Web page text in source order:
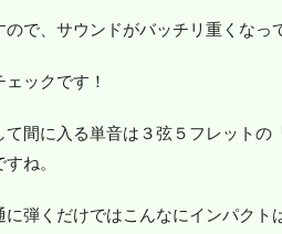
ので、サウンドがバッチリ重くなっ
ェックです！
て間に入る単音は３弦５フレット
すね。
に弾くだけではこんなにインパクト